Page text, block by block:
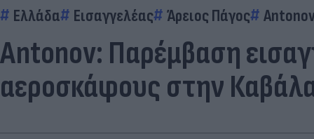
Ελλάδα Εισαγγελέας Άρειος Πάγος
Antonov: Παρέμβαση
αεροσκάφους στην